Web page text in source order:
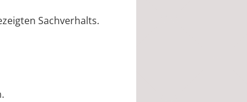
Sachverhalts.